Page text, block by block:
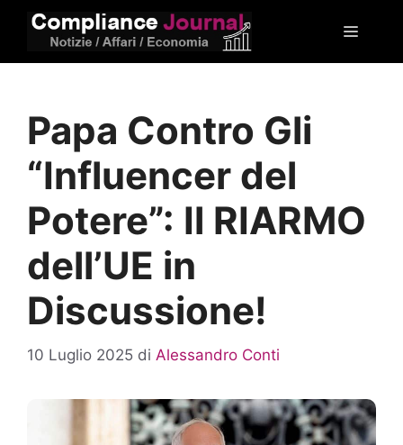
Menu
Papa Contro Gli
“Influencer del
Potere”: Il RIARMO
dell’UE in
Discussione!
10 Luglio 2025 di Alessandro Conti